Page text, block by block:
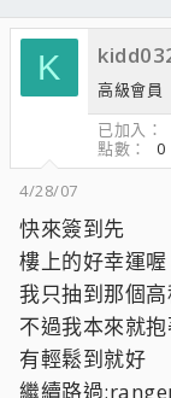
K
高級會員
已加入
點數
0
4/28/07
快來簽到先
樓上的好幸運喔
我只抽到那個
不過我本來就
有輕鬆到就好
繼續路過